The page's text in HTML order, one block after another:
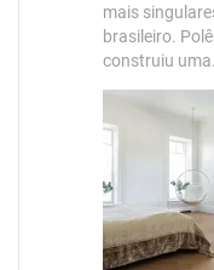
mais
brasileiro.
construiu